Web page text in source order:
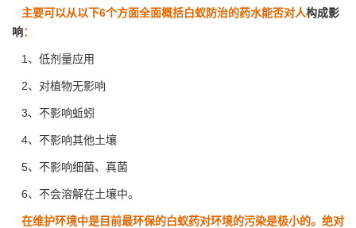
主要可以从以下6个方面全面概括白蚁防治的药水能否对人构成影
响：
1、低剂量应用
2、对植物无影响
3、不影响蚯蚓
4、不影响其他土壤
5、不影响细菌、真菌
6、不会溶解在土壤中。
在维护环境中是目前最环保的白蚁药对环境的污染是极小的。绝对